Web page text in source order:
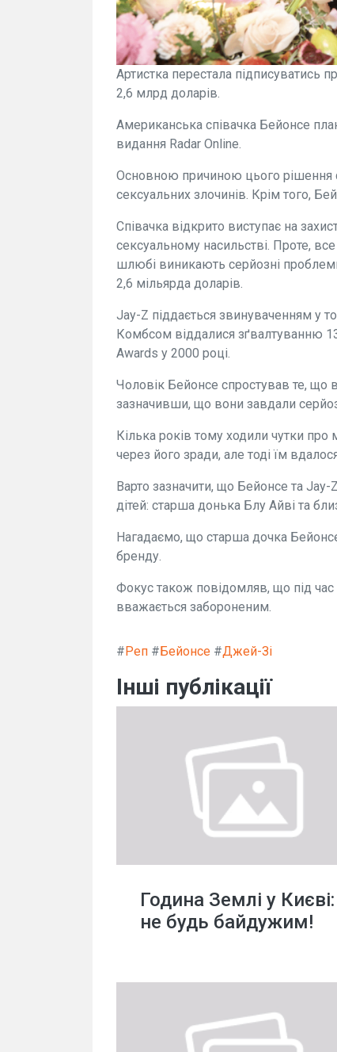
Артистка перестала підписуватись
2,6 млрд доларів.
Американська співачка Бейонсе
видання Radar Online.
Основною причиною цього рішення
сексуальних злочинів. Крім того,
Співачка відкрито виступає на
сексуальному насильстві. Проте,
шлюбі виникають серйозні
2,6 мільярда доларів.
Jay-Z піддається звинуваченням у
Комбсом віддалися зґвалтуванню
Awards у 2000 році.
Чоловік Бейонсе спростував те, що
зазначивши, що вони завдали
Кілька років тому ходили чутки
через його зради, але тоді їм
Варто зазначити, що Бейонсе та Jay-
дітей: старша донька Блу Айві та
Нагадаємо, що старша дочка
бренду.
Фокус також повідомляв, що під
вважається забороненим.
#Реп #Бейонсе #Джей-Зі
Інші публікації
Година Землі у Києві:
не будь байдужим!